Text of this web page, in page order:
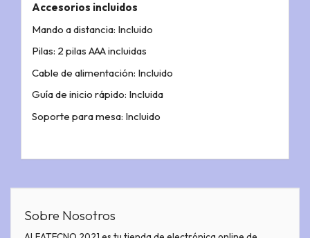
Accesorios incluidos
Mando a distancia: Incluido
Pilas: 2 pilas AAA incluidas
Cable de alimentación: Incluido
Guía de inicio rápido: Incluida
Soporte para mesa: Incluido
Sobre Nosotros